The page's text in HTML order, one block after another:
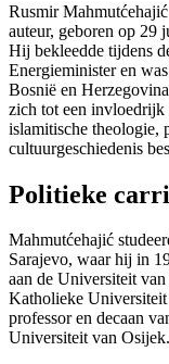
Rusmir
auteur, geboren op 29
Hij bekleedde tijdens
Energieminister en
Bosnië en
zich tot een
islamitische theologie,
cultuurgeschiedenis
Politieke
Mahmutćehajić
Sarajevo, waar hij in
aan de Universiteit
Katholieke
professor en decaan
Universiteit van Osijek.